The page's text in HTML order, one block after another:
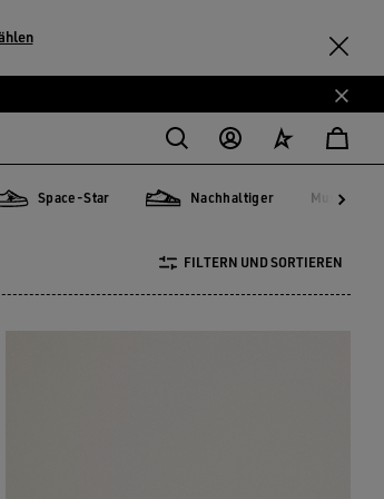
Space-Star Nachhaltiger Must-have
FILTERN UND SORTIEREN